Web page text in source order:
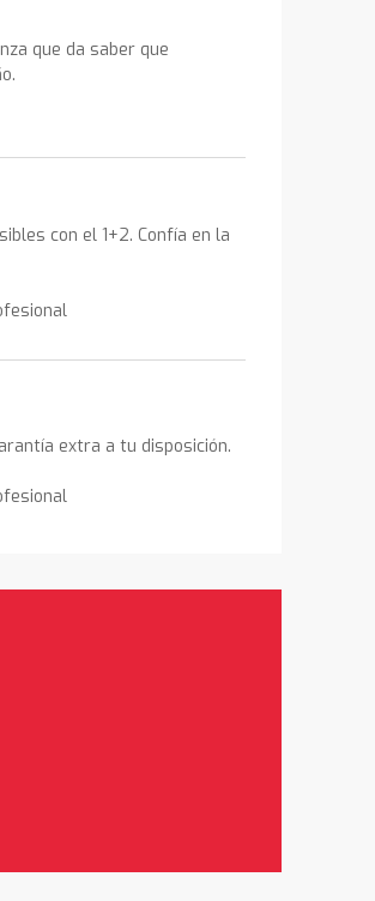
que da saber que
con el 1+2. Confía en la
extra a tu disposición.